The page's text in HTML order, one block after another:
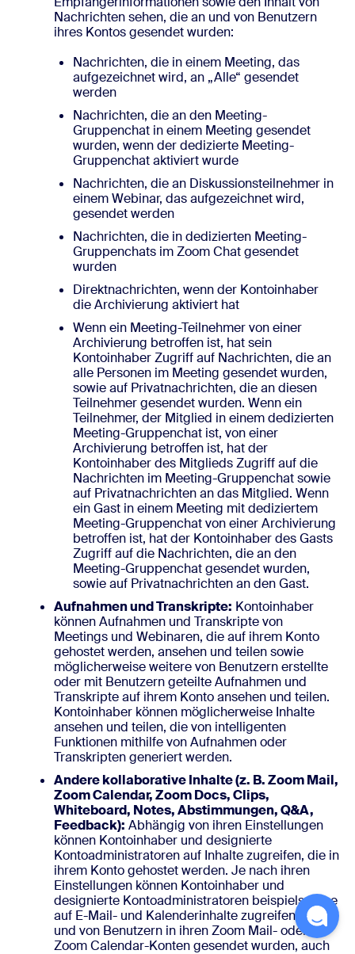
Nachrichten sehen, die an und von Benutzern
ihres Kontos gesendet wurden:
Nachrichten, die in einem Meeting, das
aufgezeichnet wird, an „Alle“ gesendet
werden
Nachrichten, die an den Meeting-
Gruppenchat in einem Meeting gesendet
wurden, wenn der dedizierte Meeting-
Gruppenchat aktiviert wurde
Nachrichten, die an Diskussionsteilnehmer in
einem Webinar, das aufgezeichnet wird,
gesendet werden
Nachrichten, die in dedizierten Meeting-
Gruppenchats im Zoom Chat gesendet
wurden
Direktnachrichten, wenn der Kontoinhaber
die Archivierung aktiviert hat
Wenn ein Meeting-Teilnehmer von einer
Archivierung betroffen ist, hat sein
Kontoinhaber Zugriff auf Nachrichten, die an
alle Personen im Meeting gesendet wurden,
sowie auf Privatnachrichten, die an diesen
Teilnehmer gesendet wurden. Wenn ein
Teilnehmer, der Mitglied in einem dedizierten
Meeting-Gruppenchat ist, von einer
Archivierung betroffen ist, hat der
Kontoinhaber des Mitglieds Zugriff auf die
Nachrichten im Meeting-Gruppenchat sowie
auf Privatnachrichten an das Mitglied. Wenn
ein Gast in einem Meeting mit dediziertem
Meeting-Gruppenchat von einer Archivierung
betroffen ist, hat der Kontoinhaber des Gasts
Zugriff auf die Nachrichten, die an den
Meeting-Gruppenchat gesendet wurden,
sowie auf Privatnachrichten an den Gast.
Aufnahmen und Transkripte: Kontoinhaber
können Aufnahmen und Transkripte von
Meetings und Webinaren, die auf ihrem Konto
gehostet werden, ansehen und teilen sowie
möglicherweise weitere von Benutzern erstellte
oder mit Benutzern geteilte Aufnahmen und
Transkripte auf ihrem Konto ansehen und teilen.
Kontoinhaber können möglicherweise Inhalte
ansehen und teilen, die von intelligenten
Funktionen mithilfe von Aufnahmen oder
Transkripten generiert werden.
Andere kollaborative Inhalte (z. B. Zoom Mail,
Zoom Calendar, Zoom Docs, Clips,
Whiteboard, Notes, Abstimmungen, Q&A,
Feedback): Abhängig von ihren Einstellungen
können Kontoinhaber und designierte
Kontoadministratoren auf Inhalte zugreifen, die in
ihrem Konto gehostet werden. Je nach ihren
Einstellungen können Kontoinhaber und
designierte Kontoadministratoren beispielsweise
auf E-Mail- und Kalenderinhalte zugreifen, die an
und von Benutzern in ihren Zoom Mail- oder
Zoom Calendar-Konten gesendet wurden, auch